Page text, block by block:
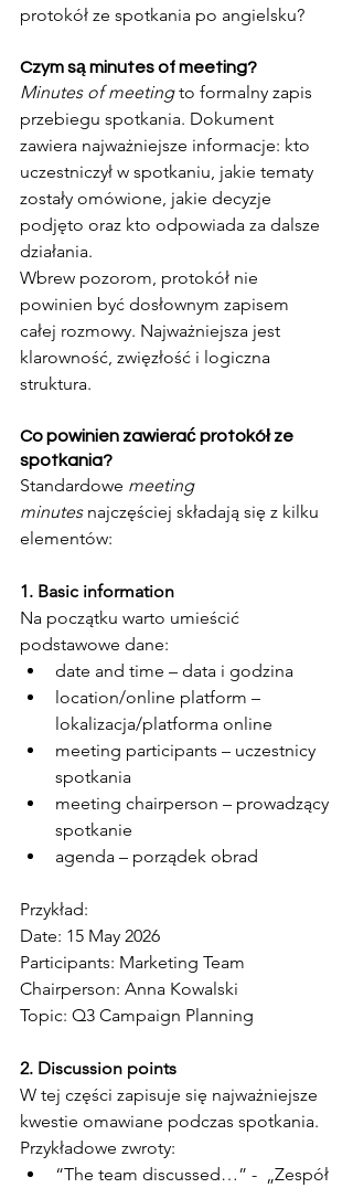
protokół ze spotkania po angielsku?
Czym są minutes of meeting?
Minutes of meeting to formalny zapis
przebiegu spotkania. Dokument
zawiera najważniejsze informacje: kto
uczestniczył w spotkaniu, jakie tematy
zostały omówione, jakie decyzje
podjęto oraz kto odpowiada za dalsze
działania.
Wbrew pozorom, protokół nie
powinien być dosłownym zapisem
całej rozmowy. Najważniejsza jest
klarowność, zwięzłość i logiczna
struktura.
Co powinien zawierać protokół ze
spotkania?
Standardowe meeting
minutes najczęściej składają się z kilku
elementów:
1. Basic information
Na początku warto umieścić
podstawowe dane:
date and time – data i godzina
location/online platform –
lokalizacja/platforma online
meeting participants – uczestnicy
spotkania
meeting chairperson – prowadzący
spotkanie
agenda – porządek obrad
Przykład:
Date: 15 May 2026
Participants: Marketing Team
Chairperson: Anna Kowalski
Topic: Q3 Campaign Planning
2. Discussion points
W tej części zapisuje się najważniejsze
kwestie omawiane podczas spotkania.
Przykładowe zwroty:
“The team discussed…” -  „Zespół